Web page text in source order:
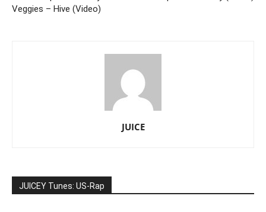
Veggies – Hive (Video)
JUICE
JUICEY Tunes: US-Rap